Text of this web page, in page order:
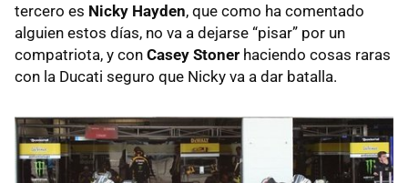
tercero es Nicky Hayden, que como ha comentado
alguien estos días, no va a dejarse “pisar” por un
compatriota, y con Casey Stoner haciendo cosas raras
con la Ducati seguro que Nicky va a dar batalla.